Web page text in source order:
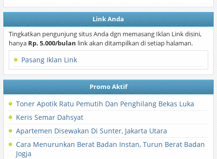
Link Anda
Tingkatkan pengunjung situs Anda dgn memasang Iklan Link disini,
hanya Rp. 5.000/bulan link akan ditampilkan di setiap halaman.
Pasang Iklan Link
Promo Aktif
Toner Apotik Ratu Pemutih Dan Penghilang Bekas Luka
Keris Semar Dahsyat
Apartemen Disewakan Di Sunter, Jakarta Utara
Cara Menurunkan Berat Badan Instan, Turun Berat Badan
Jogja